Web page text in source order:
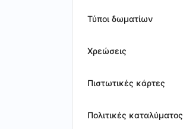
Τύποι δωματίων
Χρεώσεις
Πιστωτικές κάρτες
Πολιτικές καταλύματος